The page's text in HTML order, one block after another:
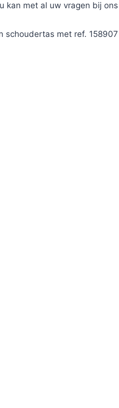
kan met al uw vragen bij
schoudertas met ref.